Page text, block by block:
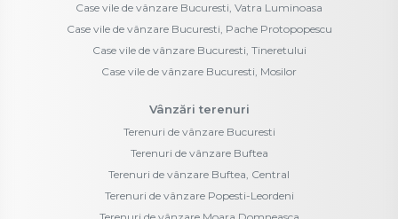
Case vile de vânzare Bucuresti, Vatra Luminoasa
Case vile de vânzare Bucuresti, Pache Protopopescu
Case vile de vânzare Bucuresti, Tineretului
Case vile de vânzare Bucuresti, Mosilor
Vânzări terenuri
Terenuri de vânzare Bucuresti
Terenuri de vânzare Buftea
Terenuri de vânzare Buftea, Central
Terenuri de vânzare Popesti-Leordeni